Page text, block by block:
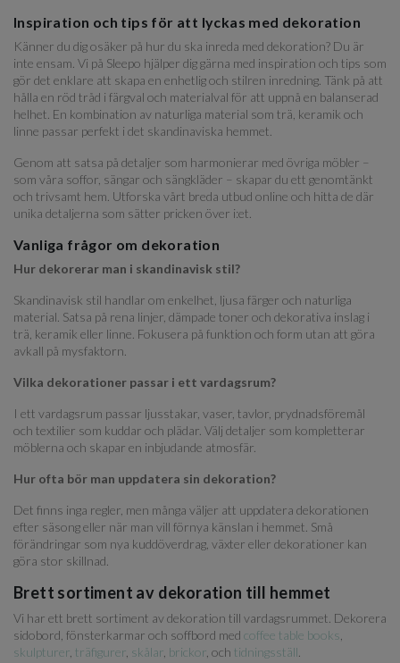
Inspiration och tips för att lyckas med dekoration
Känner du dig osäker på hur du ska inreda med dekoration? Du är
inte ensam. Vi på Sleepo hjälper dig gärna med inspiration och tips som
gör det enklare att skapa en enhetlig och stilren inredning. Tänk på att
hålla en röd tråd i färgval och materialval för att uppnå en balanserad
helhet. En kombination av naturliga material som trä, keramik och
linne passar perfekt i det skandinaviska hemmet.
Genom att satsa på detaljer som harmonierar med övriga möbler –
som våra soffor, sängar och sängkläder – skapar du ett genomtänkt
och trivsamt hem. Utforska vårt breda utbud online och hitta de där
unika detaljerna som sätter pricken över i:et.
Vanliga frågor om dekoration
Hur dekorerar man i skandinavisk stil?
Skandinavisk stil handlar om enkelhet, ljusa färger och naturliga
material. Satsa på rena linjer, dämpade toner och dekorativa inslag i
trä, keramik eller linne. Fokusera på funktion och form utan att göra
avkall på mysfaktorn.
Vilka dekorationer passar i ett vardagsrum?
I ett vardagsrum passar ljusstakar, vaser, tavlor, prydnadsföremål
och textilier som kuddar och plädar. Välj detaljer som kompletterar
möblerna och skapar en inbjudande atmosfär.
Hur ofta bör man uppdatera sin dekoration?
Det finns inga regler, men många väljer att uppdatera dekorationen
efter säsong eller när man vill förnya känslan i hemmet. Små
förändringar som nya kuddöverdrag, växter eller dekorationer kan
göra stor skillnad.
Brett sortiment av dekoration till hemmet
Vi har ett brett sortiment av dekoration till vardagsrummet. Dekorera
sidobord, fönsterkarmar och soffbord med coffee table books
skulpturer träfigurer skålar brickor , och tidningsställ